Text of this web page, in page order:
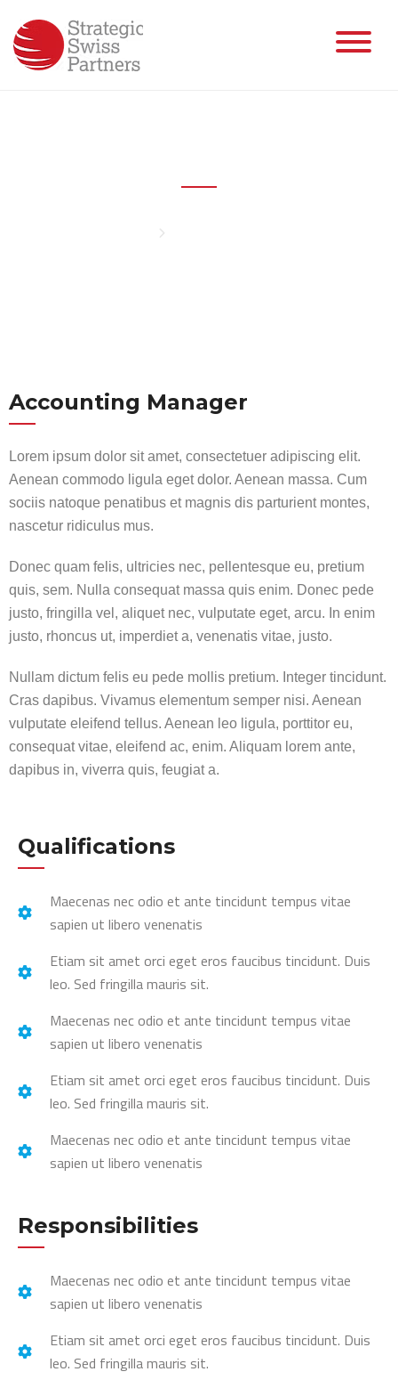
Accounting Manager
Lorem ipsum dolor sit amet, consectetuer adipiscing elit.
Aenean commodo ligula eget dolor. Aenean massa. Cum
sociis natoque penatibus et magnis dis parturient montes,
nascetur ridiculus mus.
Donec quam felis, ultricies nec, pellentesque eu, pretium
quis, sem. Nulla consequat massa quis enim. Donec pede
justo, fringilla vel, aliquet nec, vulputate eget, arcu. In enim
justo, rhoncus ut, imperdiet a, venenatis vitae, justo.
Nullam dictum felis eu pede mollis pretium. Integer tincidunt.
Cras dapibus. Vivamus elementum semper nisi. Aenean
vulputate eleifend tellus. Aenean leo ligula, porttitor eu,
consequat vitae, eleifend ac, enim. Aliquam lorem ante,
dapibus in, viverra quis, feugiat a.
Qualifications
Maecenas nec odio et ante tincidunt tempus vitae
sapien ut libero venenatis
Etiam sit amet orci eget eros faucibus tincidunt. Duis
leo. Sed fringilla mauris sit.
Maecenas nec odio et ante tincidunt tempus vitae
sapien ut libero venenatis
Etiam sit amet orci eget eros faucibus tincidunt. Duis
leo. Sed fringilla mauris sit.
Maecenas nec odio et ante tincidunt tempus vitae
sapien ut libero venenatis
Responsibilities
Maecenas nec odio et ante tincidunt tempus vitae
sapien ut libero venenatis
Etiam sit amet orci eget eros faucibus tincidunt. Duis
leo. Sed fringilla mauris sit.